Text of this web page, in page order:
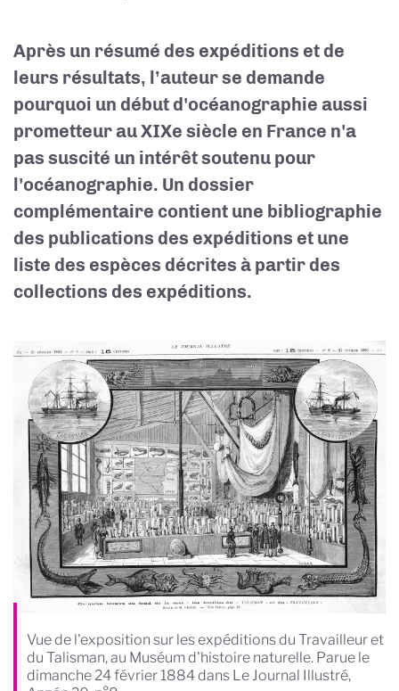
Après un résumé des expéditions et de
leurs résultats, l’auteur se demande
pourquoi un début d'océanographie aussi
prometteur au XIXe siècle en France n'a
pas suscité un intérêt soutenu pour
l'océanographie. Un dossier
complémentaire contient une bibliographie
des publications des expéditions et une
liste des espèces décrites à partir des
collections des expéditions.
Vue de l'exposition sur les expéditions du Travailleur et
du Talisman, au Muséum d'histoire naturelle. Parue le
dimanche 24 février 1884 dans Le Journal Illustré,